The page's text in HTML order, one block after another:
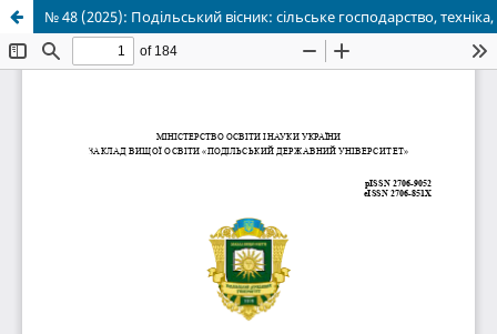
№ 48 (2025): Подільський вісник: сільське господарство,